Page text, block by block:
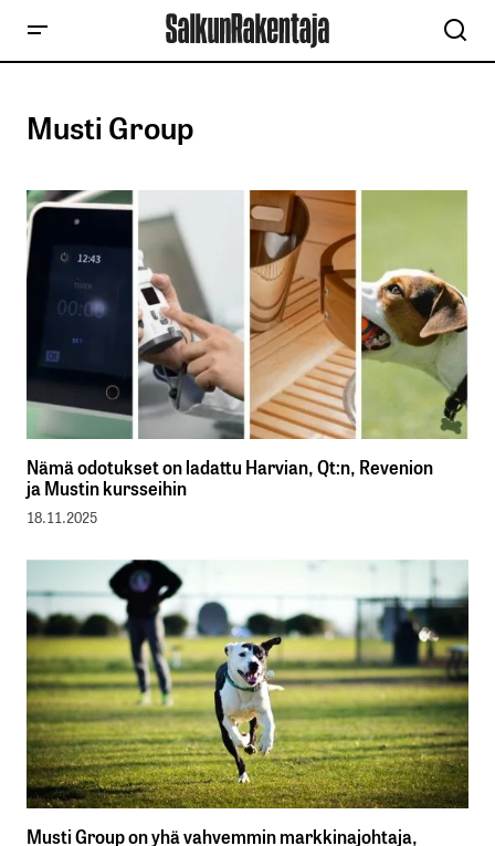
Musti Group
Nämä odotukset on ladattu Harvian, Qt:n, Revenion
ja Mustin kursseihin
18.11.2025
Musti Group on yhä vahvemmin markkinajohtaja,